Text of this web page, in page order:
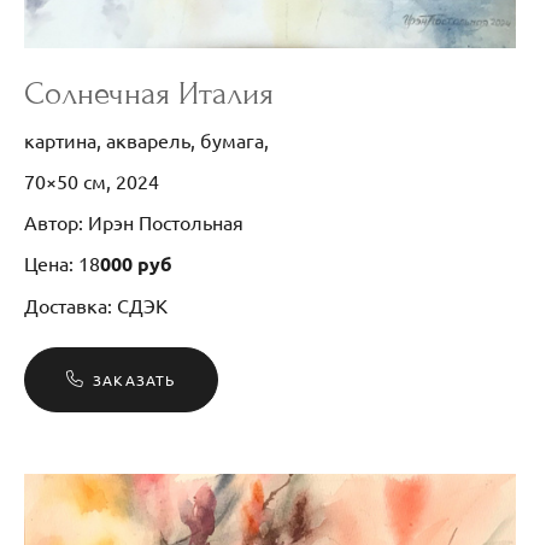
Солнечная Италия
картина, акварель, бумага,
70×50 см, 2024
Автор: Ирэн Постольная
Цена: 18000 руб
Доставка: СДЭК
ЗАКАЗАТЬ